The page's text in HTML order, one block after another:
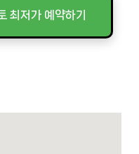
최저가 예약하기